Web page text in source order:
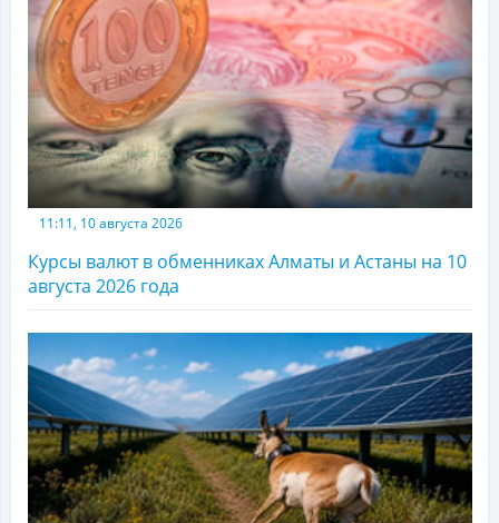
11:11, 10 августа 2026
Курсы валют в обменниках Алматы и Астаны на 10
августа 2026 года